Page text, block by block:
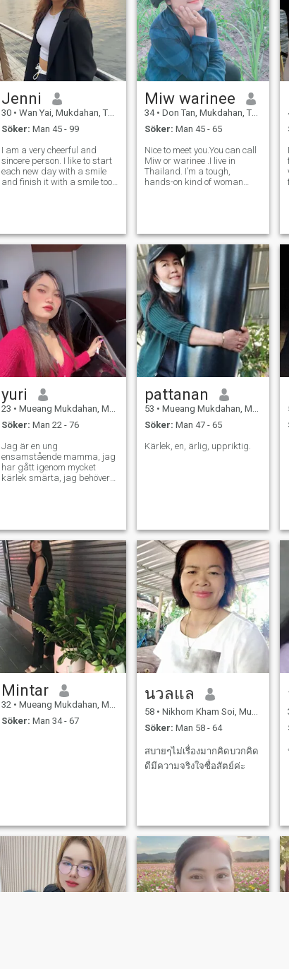
med honom. Jag är redo att
respektera min älskare och
är redo att vara ärlig.
Jenni
30 • Wan Yai, Mukdahan, Thailand
Söker: Man 45 - 99
I am a very cheerful and
sincere person. I like to start
each new day with a smile
and finish it with a smile too.
think that you need the mos
Miw warinee
34 • Don Tan, Mukdahan, Thailand
Söker: Man 45 - 65
Nice to meet you.You can call
Miw or warinee .I live in
Thailand. I’m a tough,
hands-on kind of woman
streams. Whenever I get to
experien
yuri
23 • Mueang Mukdahan, Mukdahan, Thailand
Söker: Man 22 - 76
Jag är en ung
ensamstående mamma, jag
har gått igenom mycket
kärlek smärta, jag behöver
pattanan
53 • Mueang Mukdahan, Mukdahan, Thailand
Söker: Man 47 - 65
Kärlek, en, ärlig, uppriktig.
Mintar
32 • Mueang Mukdahan, Mukdahan, Thailand
Söker: Man 34 - 67
นวลแล
58 • Nikhom Kham Soi, Mukdahan, Thailand
Söker: Man 58 - 64
สบายๆไม่เรื่องมากคิดบวกคิด
ดีมีความจริงใจซื่อสัตย์ค่ะ